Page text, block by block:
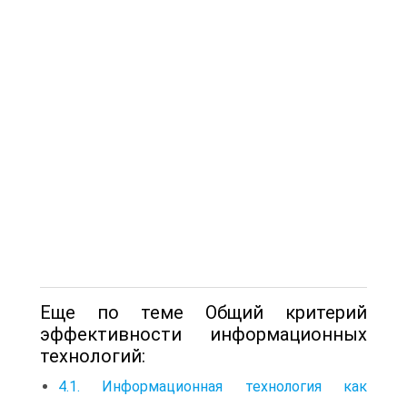
Еще по теме Общий критерий
эффективности информационных
технологий:
4.1. Информационная технология как